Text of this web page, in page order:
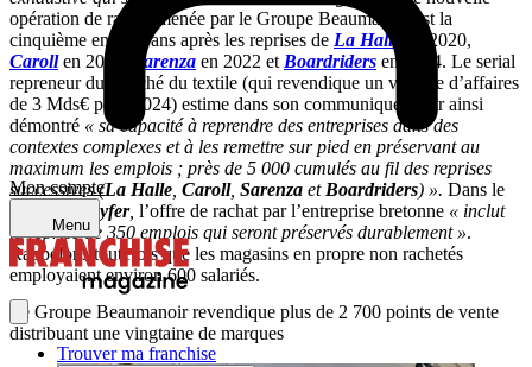
Mon compte
Menu
Trouver ma franchise
opération de rachat menée par le Groupe Beaumanoir est la
cinquième en cinq ans après les reprises de La Halle
en 2020,
Carollen 2021, Sarenza en 2022 et Boardriders en 2024. Le serial
repreneur du marché du textile (qui revendique un volume d’affaires
de 3 Mds€ pour 2024) estime dans son communiqué avoir ainsi
démontré « sa capacité à reprendre des entreprises dans des
contextes complexes et à les remettre sur pied en préservant au
maximum les emplois ; près de 5 000 cumulés au fil des reprises
successives (La Halle Caroll, Sarenza et Boardriders) ». Dans le
Jennyfer, l’offre de rachat par l’entreprise bretonne « inclut
la reprise de 350 emplois qui seront préservés durablement ».
Rappelons toutefois que les magasins en propre non rachetés
employaient environ 600 salariés.
Le Groupe Beaumanoir revendique plus de 2 700 points de vente
distribuant une vingtaine de marques